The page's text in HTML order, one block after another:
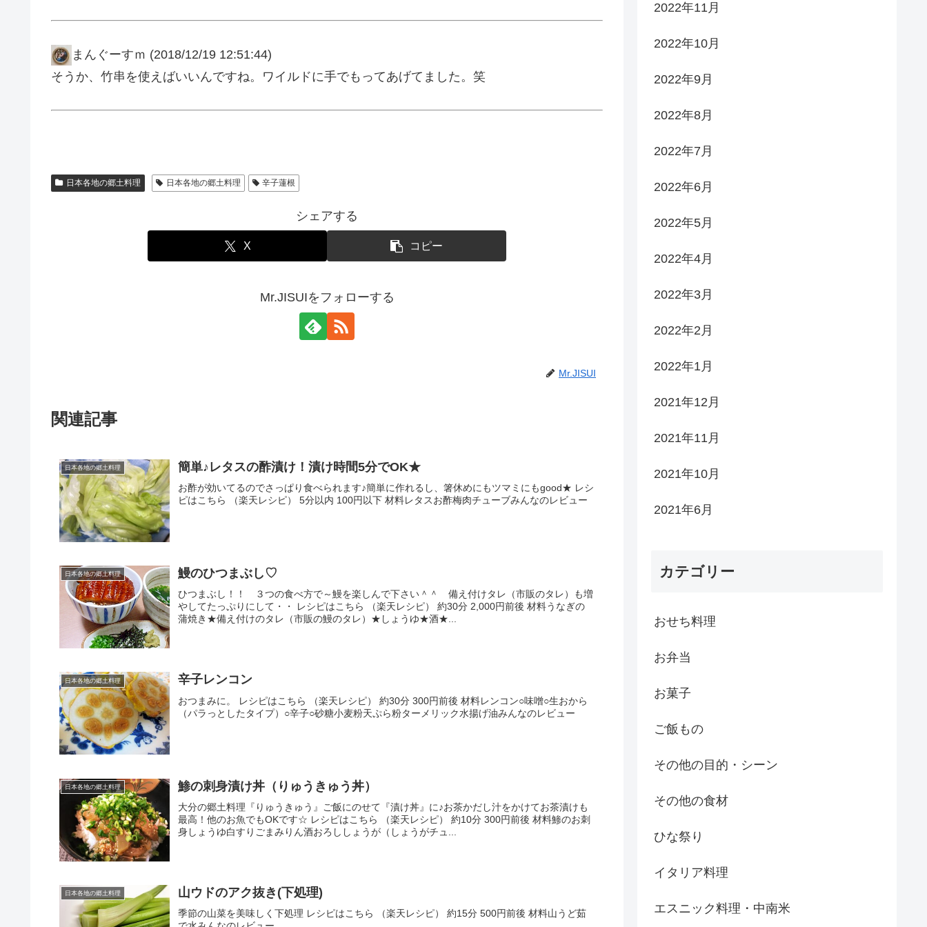
まんぐーすｍ (2018/12/19 12:51:44)
そうか、竹串を使えばいいんですね。ワイルドに手でもってあげてました。笑
日本各地の郷土料理 日本各地の郷土料理 辛子蓮根
シェアする
X コピー
Mr.JISUIをフォローする
Mr.JISUI
関連記事
日本各地の郷土料理 簡単♪レタスの酢漬け！漬け時間5分でOK★
お酢が効いてるのでさっぱり食べられます♪簡単に作れるし、箸休めにもツマミにもgood★ レシ
ピはこちら （楽天レシピ） 5分以内 100円以下 材料レタスお酢梅肉チューブみんなのレビュー
日本各地の郷土料理 鰻のひつまぶし♡
ひつまぶし！！ ３つの食べ方で～鰻を楽しんで下さい＾＾ 備え付けタレ（市販のタレ）も増
やしてたっぷりにして・・ レシピはこちら （楽天レシピ） 約30分 2,000円前後 材料うなぎの
蒲焼き★備え付けのタレ（市販の鰻のタレ）★しょうゆ★酒★...
日本各地の郷土料理 辛子レンコン
おつまみに。 レシピはこちら （楽天レシピ） 約30分 300円前後 材料レンコン○味噌○生おから
（パラっとしたタイプ）○辛子○砂糖小麦粉天ぷら粉ターメリック水揚げ油みんなのレビュー
日本各地の郷土料理 鯵の刺身漬け丼（りゅうきゅう丼）
大分の郷土料理『りゅうきゅう』ご飯にのせて『漬け丼』に♪お茶かだし汁をかけてお茶漬けも
最高！他のお魚でもOKです☆ レシピはこちら （楽天レシピ） 約10分 300円前後 材料鯵のお刺
身しょうゆ白すりごまみりん酒おろししょうが（しょうがチュ...
日本各地の郷土料理 山ウドのアク抜き(下処理)
季節の山菜を美味しく下処理 レシピはこちら （楽天レシピ） 約15分 500円前後 材料山うど茹
2022年11月
2022年10月
2022年9月
2022年8月
2022年7月
2022年6月
2022年5月
2022年4月
2022年3月
2022年2月
2022年1月
2021年12月
2021年11月
2021年10月
2021年6月
カテゴリー
おせち料理
お弁当
お菓子
ご飯もの
その他の目的・シーン
その他の食材
ひな祭り
イタリア料理
エスニック料理・中南米